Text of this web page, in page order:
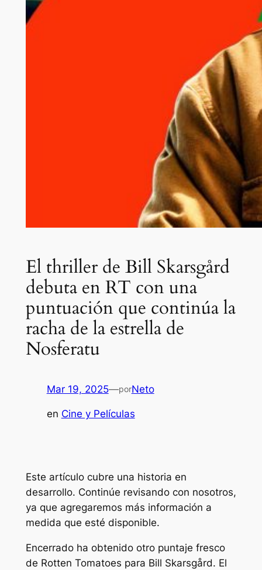
El thriller de Bill Skarsgård
debuta en RT con una
puntuación que continúa la
racha de la estrella de
Nosferatu
Mar 19, 2025—porNeto
en Cine y Películas
Este artículo cubre una historia en
desarrollo. Continúe revisando con nosotros,
ya que agregaremos más información a
medida que esté disponible.
Encerrado ha obtenido otro puntaje fresco
de Rotten Tomatoes para Bill Skarsgård. El